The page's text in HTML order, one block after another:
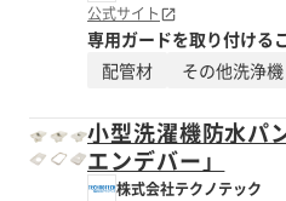
公式サイト
専用ガードを取り付ける
配管材
その他洗浄機
小型洗濯機防水パ
エンデバー」
株式会社テクノテック